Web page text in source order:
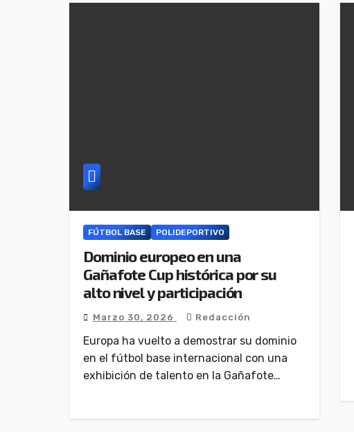
FÚTBOL BASE POLIDEPORTIVO
Dominio europeo en una
Gañafote Cup histórica por su
alto nivel y participación
Marzo 30, 2026 Redacción
Europa ha vuelto a demostrar su dominio
en el fútbol base internacional con una
exhibición de talento en la Gañafote…